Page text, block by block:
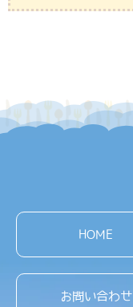
HOME
お問い合わせ